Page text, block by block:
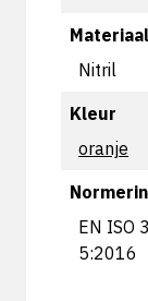
Materiaal
Nitril
Kleur
oranje
EN ISO
5:2016